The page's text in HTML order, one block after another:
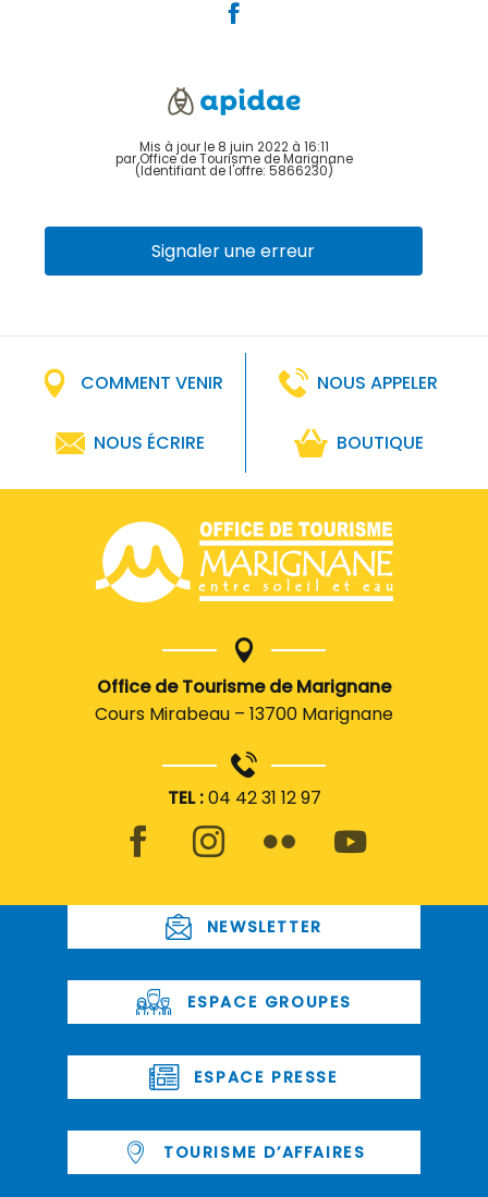
Mis à jour le 8 juin 2022 à 16:11
par Office de Tourisme de Marignane
(Identifiant de l'offre: 5866230)
Signaler une erreur
COMMENT VENIR NOUS APPELER
NOUS ÉCRIRE BOUTIQUE
Office de Tourisme de Marignane
Cours Mirabeau – 13700 Marignane
TEL :04 42 31 12 97
NEWSLETTER
ESPACE GROUPES
ESPACE PRESSE
TOURISME D’AFFAIRES